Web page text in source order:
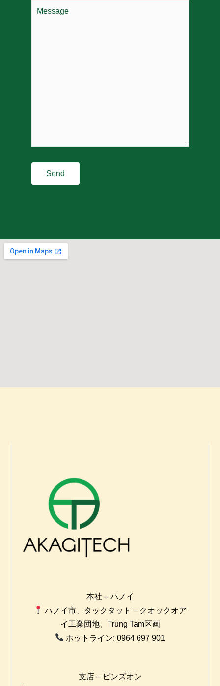
本社 – ハノイ
ハノイ市、タックタット – クオックオア
イ工業団地、Trung Tam区画
ホットライン: 0964 697 901
支店 – ビンズオン